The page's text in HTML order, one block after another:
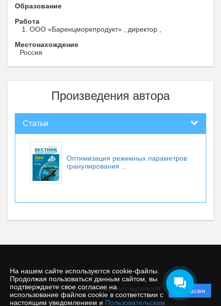
На нашем сайте используются cookie-файлы.
Продолжая пользоваться данным сайтом, вы
подтверждаете свое согласие на
использование файлов cookie в соответствии с
настоящим уведомлением и Пользовательским
Согласен
Образование
Работа
ООО «Баренцморепродукт» , директор ,
Местонахождение
Россия
Произведения автора
Статьи
Оптимизация режимных параметров
гранулирования ...
© "Редакция научных журналов"
Политика
защиты и